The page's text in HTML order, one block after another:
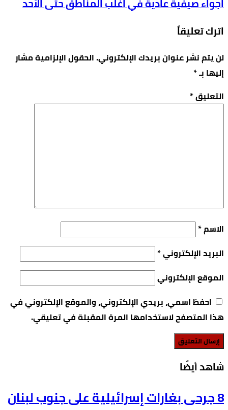
اجواء صيفية عادية في اغلب المناطق حتى الأحد
اترك تعليقاً
لن يتم نشر عنوان بريدك الإلكتروني.الحقول الإلزامية مشار
إليها بـ*
التعليق*
الاسم*
البريد الإلكتروني*
الموقع الإلكتروني
احفظ اسمي، بريدي الإلكتروني، والموقع الإلكتروني في
هذا المتصفح لاستخدامها المرة المقبلة في تعليقي.
‫شاهد أيضًا‬
8 جرحى بغارات إسرائيلية على جنوب لبنان